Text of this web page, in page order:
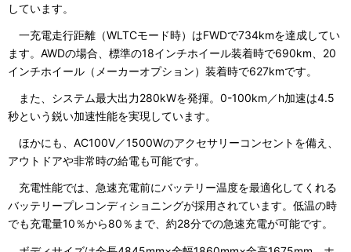
しています。
一充電走行距離（WLTCモード時）はFWDで734kmを達成してい
ます。AWDの場合、標準の18インチホイール装着時で690km、20
インチホイール（メーカーオプション）装着時で627kmです。
また、システム最大出力280kWを発揮。0-100km／h加速は4.5
秒という鋭い加速性能を実現しています。
ほかにも、AC100V／1500Wのアクセサリーコンセントを備え、
アウトドアや非常時の給電も可能です。
充電性能では、急速充電前にバッテリー温度を最適化してくれる
バッテリープレコンディショニングが採用されています。低温の時
でも充電量10％から80％まで、約28分での急速充電が可能です。